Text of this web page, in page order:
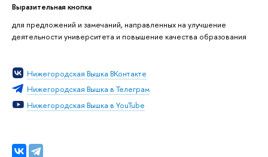
Выразительная кнопка
для предложений и замечаний, направленных на улучшение
деятельности университета и повышение качества образования
Нижегородская Вышка ВКонтакте
Нижегородская Вышка в Телеграм
Нижегородская Вышка в YouTube